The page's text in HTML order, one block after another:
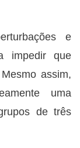
e
impedir que
assim,
uma
de três